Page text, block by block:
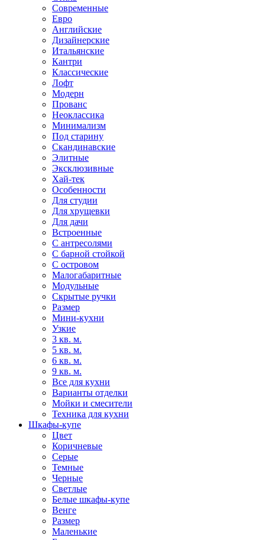
Современные
Евро
Английские
Дизайнерские
Итальянские
Кантри
Классические
Лофт
Модерн
Прованс
Неоклассика
Минимализм
Под старину
Скандинавские
Элитные
Эксклюзивные
Хай-тек
Особенности
Для студии
Для хрущевки
Для дачи
Встроенные
С антресолями
С барной стойкой
С островом
Малогабаритные
Модульные
Скрытые ручки
Размер
Мини-кухни
Узкие
3 кв. м.
5 кв. м.
6 кв. м.
9 кв. м.
Все для кухни
Варианты отделки
Мойки и смесители
Техника для кухни
Шкафы-купе
Цвет
Коричневые
Серые
Темные
Черные
Светлые
Белые шкафы-купе
Венге
Размер
Маленькие